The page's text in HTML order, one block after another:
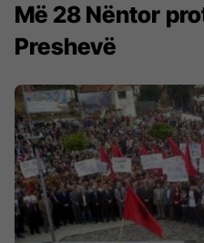
Më 28 Nëntor
Preshevë